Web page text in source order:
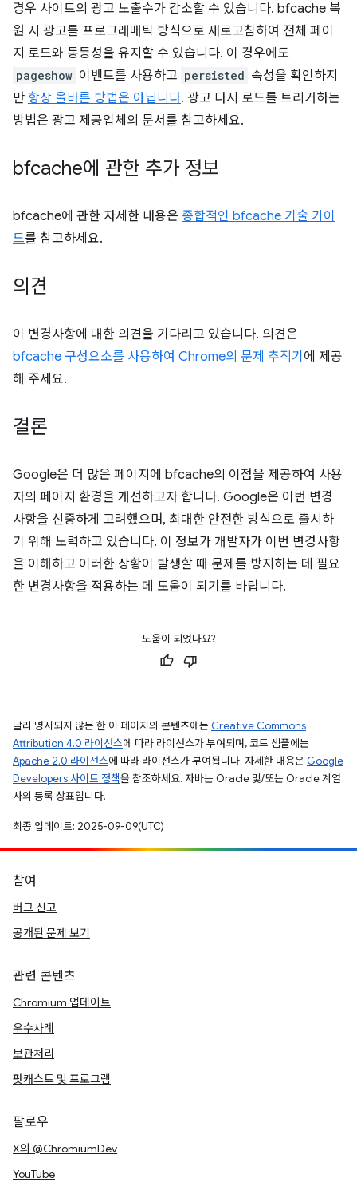
경우 사이트의 광고 노출수가 감소할 수 있습니다. bfcache 복
원 시 광고를 프로그래매틱 방식으로 새로고침하여 전체 페이
지 로드와 동등성을 유지할 수 있습니다. 이 경우에도
pageshow 이벤트를 사용하고 persisted 속성을 확인하지
만 항상 올바른 방법은 아닙니다. 광고 다시 로드를 트리거하는
방법은 광고 제공업체의 문서를 참고하세요.
bfcache에 관한 추가 정보
bfcache에 관한 자세한 내용은 종합적인 bfcache 기술 가이
드를 참고하세요.
의견
이 변경사항에 대한 의견을 기다리고 있습니다. 의견은
bfcache 구성요소를 사용하여 Chrome의 문제 추적기 에 제공
해 주세요.
결론
Google은 더 많은 페이지에 bfcache의 이점을 제공하여 사용
자의 페이지 환경을 개선하고자 합니다. Google은 이번 변경
사항을 신중하게 고려했으며, 최대한 안전한 방식으로 출시하
기 위해 노력하고 있습니다. 이 정보가 개발자가 이번 변경사항
을 이해하고 이러한 상황이 발생할 때 문제를 방지하는 데 필요
한 변경사항을 적용하는 데 도움이 되기를 바랍니다.
도움이 되었나요?
달리 명시되지 않는 한 이 페이지의 콘텐츠에는 Creative Commons
Attribution 4.0 라이선스에 따라 라이선스가 부여되며, 코드 샘플에는
Apache 2.0 라이선스에 따라 라이선스가 부여됩니다. 자세한 내용은 Google
Developers 사이트 정책을 참조하세요. 자바는 Oracle 및/또는 Oracle 계열
사의 등록 상표입니다.
최종 업데이트: 2025-09-09(UTC)
참여
버그 신고
공개된 문제 보기
관련 콘텐츠
Chromium 업데이트
우수사례
보관처리
팟캐스트 및 프로그램
팔로우
X의 @ChromiumDev
YouTube